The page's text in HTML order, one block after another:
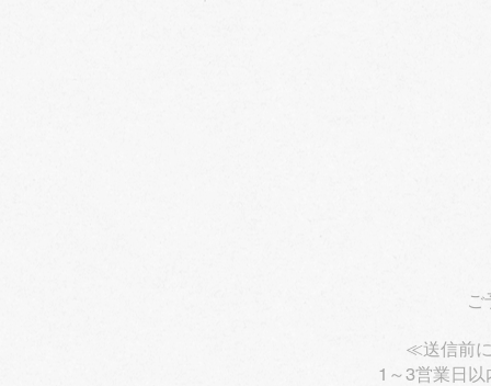
ご
≪送信前
1～3営業日